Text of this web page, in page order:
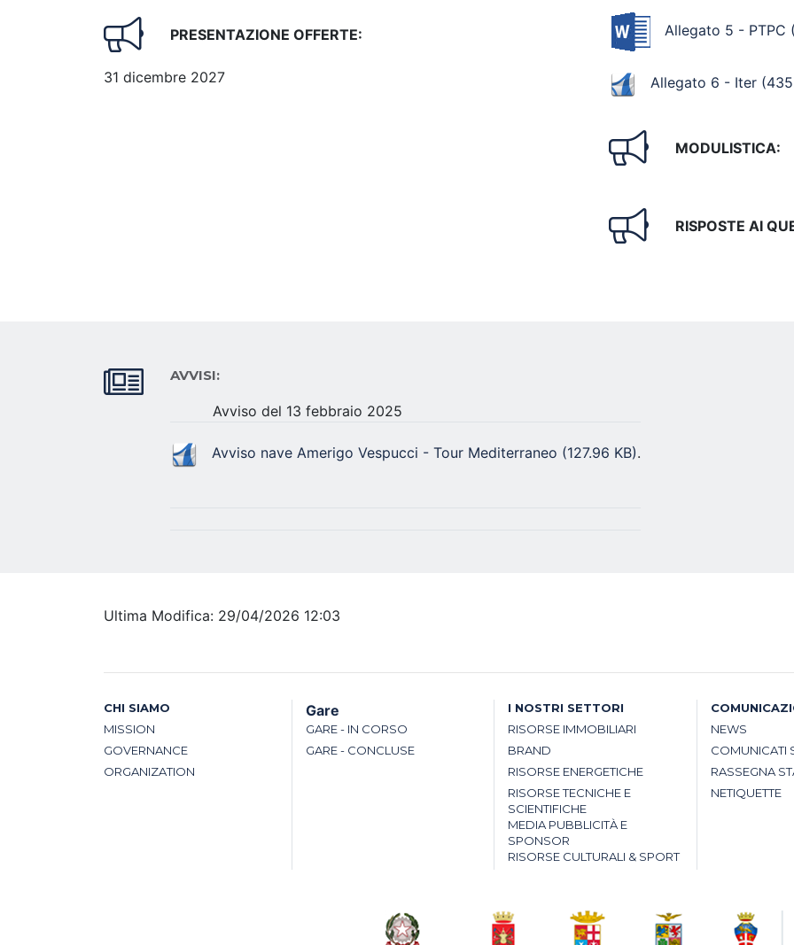
PRESENTAZIONE OFFERTE:
31 dicembre 2027
Allegato 5 - PTPC
Allegato 6 - Iter
MODULISTICA:
RISPOSTE AI
AVVISI:
Avviso del 13 febbraio 2025
Avviso nave Amerigo Vespucci - Tour Mediterraneo (127.96 KB).
Ultima Modifica: 29/04/2026 12:03
CHI SIAMO
MISSION
GOVERNANCE
ORGANIZATION
Gare
GARE - IN CORSO
GARE - CONCLUSE
I NOSTRI SETTORI
RISORSE IMMOBILIARI
BRAND
RISORSE ENERGETICHE
RISORSE TECNICHE E
SCIENTIFICHE
MEDIA PUBBLICITÀ E
SPONSOR
RISORSE CULTURALI & SPORT
NEWS
COMUNICATI
RASSEGNA
NETIQUETTE